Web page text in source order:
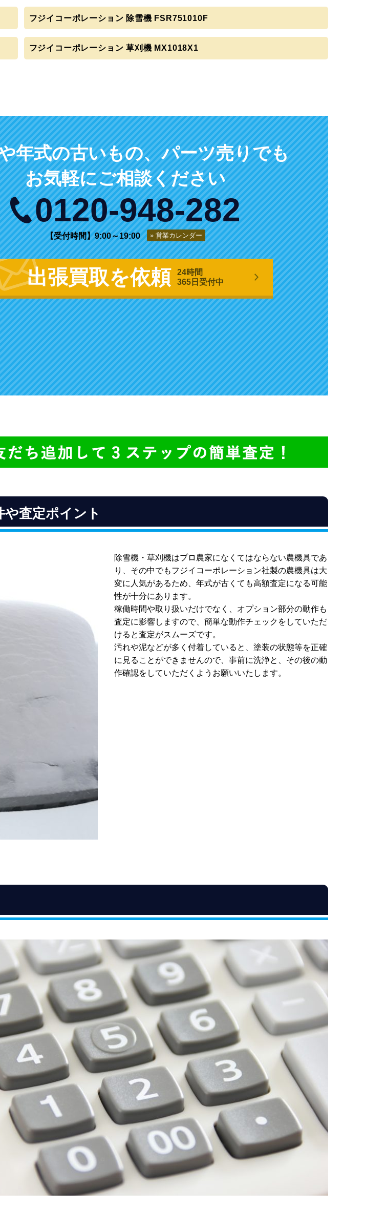
フジイコーポレーション 除雪機 FSR751010F
フジイコーポレーション 草刈機 MX1018X1
年式の古いもの、パーツ売りでも
お気軽にご相談ください
0120-948-282
【受付時間】9:00～19:00 営業カレンダー
出張買取を依頼
24時間
365日受付中
査定ポイント
除雪機・草刈機はプロ農家になくてはならない農機具であ
り、その中でもフジイコーポレーション社製の農機具は大
変に人気があるため、年式が古くても高額査定になる可能
性が十分にあります。
稼働時間や取り扱いだけでなく、オプション部分の動作も
査定に影響しますので、簡単な動作チェックをしていただ
けると査定がスムーズです。
汚れや泥などが多く付着していると、塗装の状態等を正確
に見ることができませんので、事前に洗浄と、その後の動
作確認をしていただくようお願いいたします。